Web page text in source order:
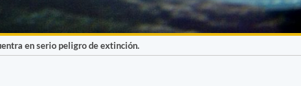
en serio peligro de extinción.